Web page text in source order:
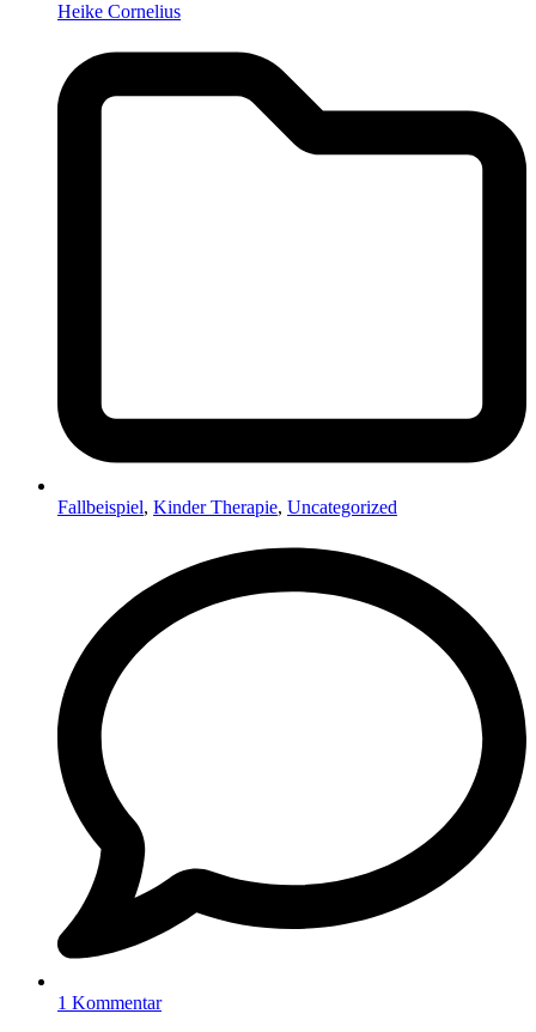
Heike Cornelius
Fallbeispiel, Kinder Therapie, Uncategorized
1 Kommentar